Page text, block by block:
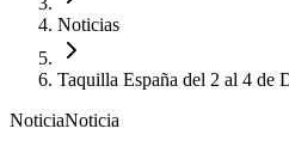
Noticias
Taquilla España del 2 al 4 de
NoticiaNoticia